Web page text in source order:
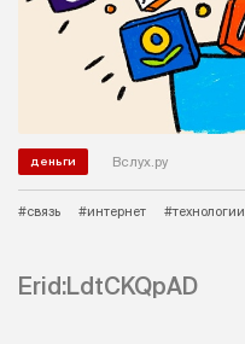
деньги Вслух.ру
#связь #интернет #технологии
Erid:LdtCKQpAD